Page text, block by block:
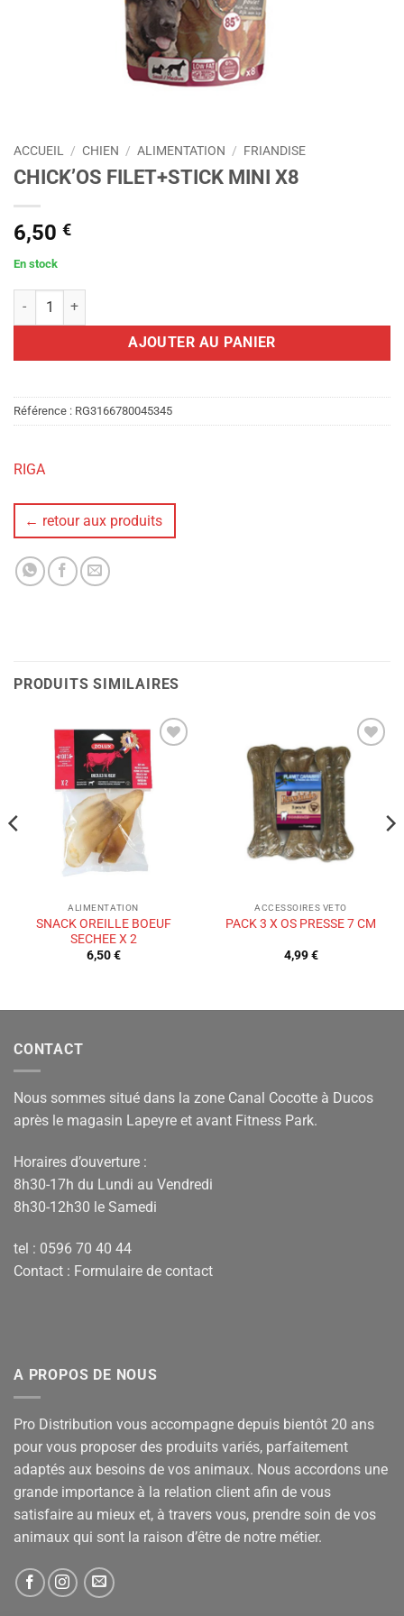
ACCUEIL / CHIEN / ALIMENTATION / FRIANDISE
CHICK’OS FILET+STICK MINI X8
6,50 €
En stock
quantité de CHICK'OS FILET+STICK MINI X8
AJOUTER AU PANIER
Référence : RG3166780045345
RIGA
← retour aux produits
PRODUITS SIMILAIRES
Ajouter
à la liste
souhaits
ALIMENTATION
SNACK OREILLE BOEUF
SECHEE X 2
6,50€
Ajouter
à la liste
souhaits
ACCESSOIRES VETO
PACK 3 X OS PRESSE 7 CM
4,99€
CONTACT
Nous sommes situé dans la zone Canal Cocotte à Ducos
après le magasin Lapeyre et avant Fitness Park.
Horaires d’ouverture :
8h30-17h du Lundi au Vendredi
8h30-12h30 le Samedi
tel : 0596 70 40 44
Contact : Formulaire de contact
A PROPOS DE NOUS
Pro Distribution vous accompagne depuis bientôt 20 ans
pour vous proposer des produits variés, parfaitement
adaptés aux besoins de vos animaux. Nous accordons une
grande importance à la relation client afin de vous
satisfaire au mieux et, à travers vous, prendre soin de vos
animaux qui sont la raison d’être de notre métier.